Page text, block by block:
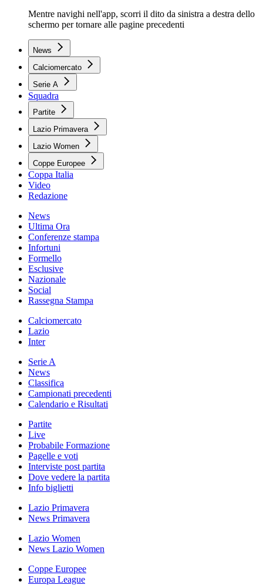
Mentre navighi nell'app, scorri il dito da sinistra a destra dello
schermo per tornare alle pagine precedenti
News
Calciomercato
Serie A
Squadra
Partite
Lazio Primavera
Lazio Women
Coppe Europee
Coppa Italia
Video
Redazione
News
Ultima Ora
Conferenze stampa
Infortuni
Formello
Esclusive
Nazionale
Social
Rassegna Stampa
Calciomercato
Lazio
Inter
Serie A
News
Classifica
Campionati precedenti
Calendario e Risultati
Partite
Live
Probabile Formazione
Pagelle e voti
Interviste post partita
Dove vedere la partita
Info biglietti
Lazio Primavera
News Primavera
Lazio Women
News Lazio Women
Coppe Europee
Europa League